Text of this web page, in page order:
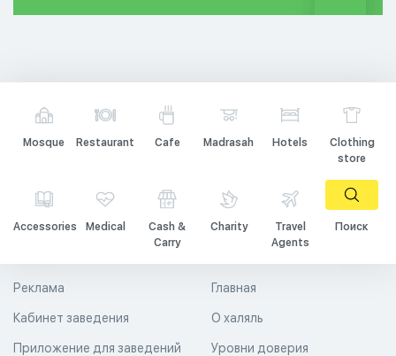
Mosque Restaurant Cafe Madrasah Hotels
Clothing
store
Accessories Medical
Cash &
Carry
Charity
Travel
Agents
Поиск
Главная
О халяль
Уровни доверия
Реклама
Кабинет заведения
Приложение для заведений